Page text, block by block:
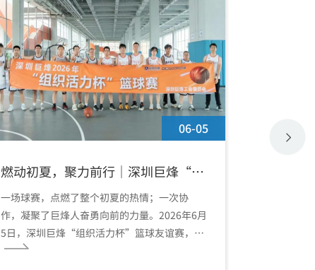
06-05
燃动初夏，聚力前行｜深圳巨烽“组
织活力杯”篮球友谊赛精彩收官
一场球赛，点燃了整个初夏的热情；一次协
作，凝聚了巨烽人奋勇向前的力量。2026年6月
5日，深圳巨烽“组织活力杯”篮球友谊赛，在
大浪体育中心篮球场圆满落幕。这不仅是一场